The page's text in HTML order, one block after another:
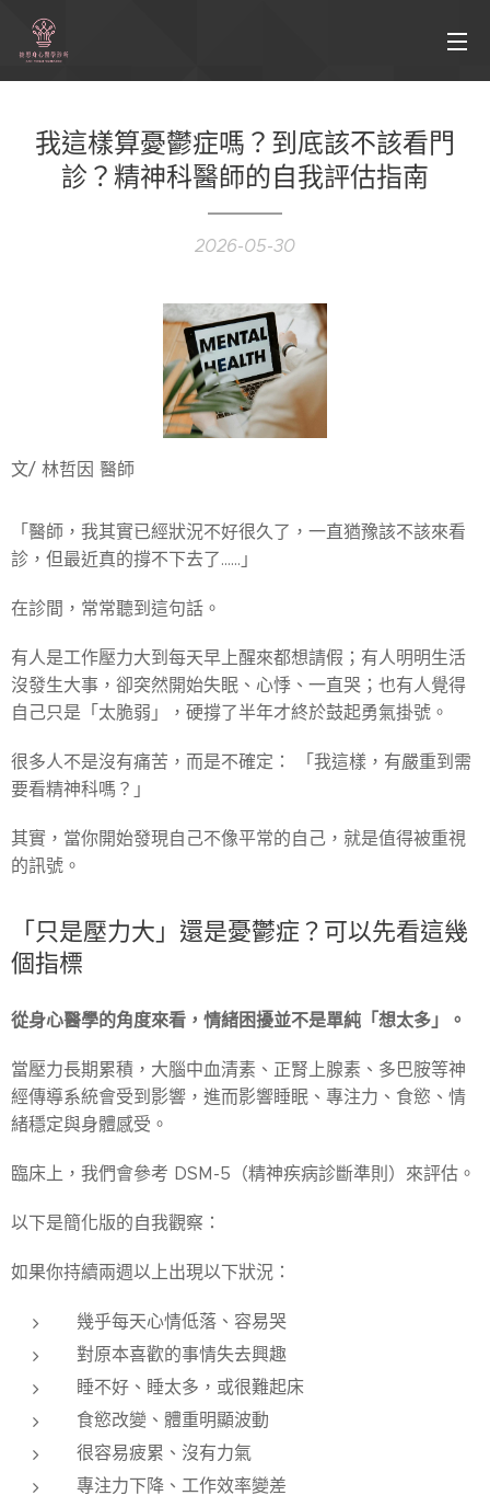
我這樣算憂鬱症嗎？到底該不該看門
診？精神科醫師的自我評估指南
2026-05-30
文/ 林哲因 醫師
「醫師，我其實已經狀況不好很久了，一直猶豫該不該來看
診，但最近真的撐不下去了……」
在診間，常常聽到這句話。
有人是工作壓力大到每天早上醒來都想請假；有人明明生活
沒發生大事，卻突然開始失眠、心悸、一直哭；也有人覺得
自己只是「太脆弱」，硬撐了半年才終於鼓起勇氣掛號。
很多人不是沒有痛苦，而是不確定： 「我這樣，有嚴重到需
要看精神科嗎？」
其實，當你開始發現自己不像平常的自己，就是值得被重視
的訊號。
「只是壓力大」還是憂鬱症？可以先看這幾
個指標
從身心醫學的角度來看，情緒困擾並不是單純「想太多」。
當壓力長期累積，大腦中血清素、正腎上腺素、多巴胺等神
經傳導系統會受到影響，進而影響睡眠、專注力、食慾、情
緒穩定與身體感受。
臨床上，我們會參考 DSM-5（精神疾病診斷準則）來評估。
以下是簡化版的自我觀察：
如果你持續兩週以上出現以下狀況：
幾乎每天心情低落、容易哭
對原本喜歡的事情失去興趣
睡不好、睡太多，或很難起床
食慾改變、體重明顯波動
很容易疲累、沒有力氣
專注力下降、工作效率變差